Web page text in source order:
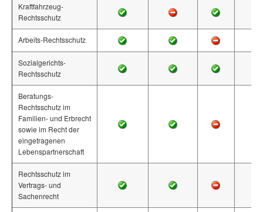
Kraftfahrzeug-
Rechtsschutz
Arbeits-Rechtsschutz
Sozialgerichts-
Rechtsschutz
Beratungs-
Rechtsschutz im
Familien- und Erbrecht
sowie im Recht der
eingetragenen
Lebenspartnerschaft
Rechtsschutz im
Vertrags- und
Sachenrecht